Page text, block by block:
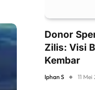
Donor
Zilis: Visi
Kembar
Iphan S 11